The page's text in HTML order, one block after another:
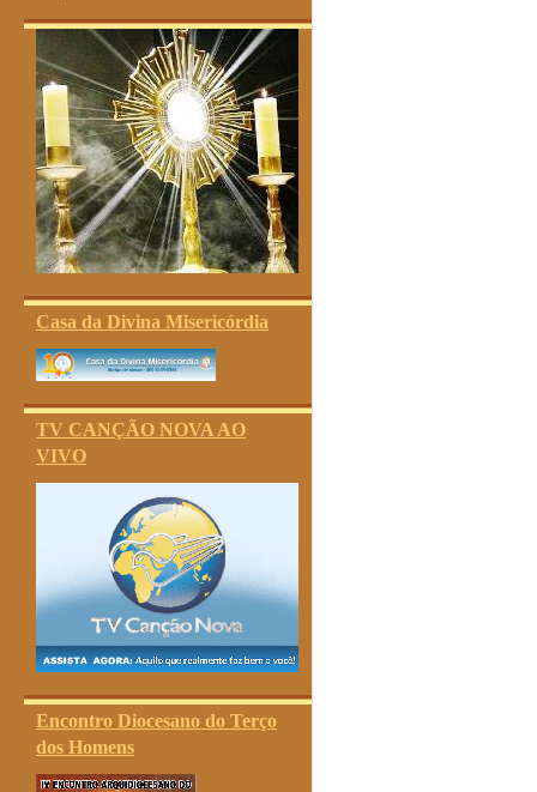
Casa da Divina Misericórdia
TV CANÇÃO NOVA AO
VIVO
Encontro Diocesano do Terço
dos Homens